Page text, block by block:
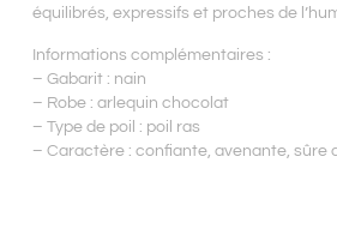
équilibrés, expressifs et proches de
Informations complémentaires :
– Gabarit : nain
– Robe : arlequin chocolat
– Type de poil : poil ras
– Caractère : confiante, avenante, sûre